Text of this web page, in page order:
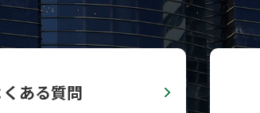
くある質問